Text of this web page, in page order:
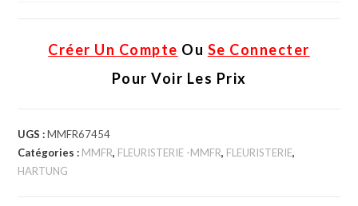
Créer Un Compte Ou Se Connecter
Pour Voir Les Prix
UGS :MMFR67454
Catégories : MMFR, FLEURISTERIE -MMFR, FLEURISTERIE,
HARTUNG